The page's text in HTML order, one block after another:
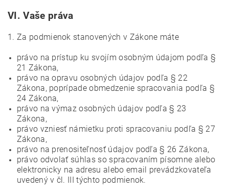
VI.Vaše práva
1. Za podmienok stanovených v Zákone máte
právo na prístup ku svojím osobným údajom podľa §
21 Zákona,
právo na opravu osobných údajov podľa § 22
Zákona, poprípade obmedzenie spracovania podľa §
24 Zákona,
právo na výmaz osobných údajov podľa § 23
Zákona,
právo vzniesť námietku proti spracovaniu podľa § 27
Zákona,
právo na prenositeľnosť údajov podľa § 26 Zákona,
právo odvolať súhlas so spracovaním písomne alebo
elektronicky na adresu alebo email prevádzkovateľa
uvedený v čl. III týchto podmienok.